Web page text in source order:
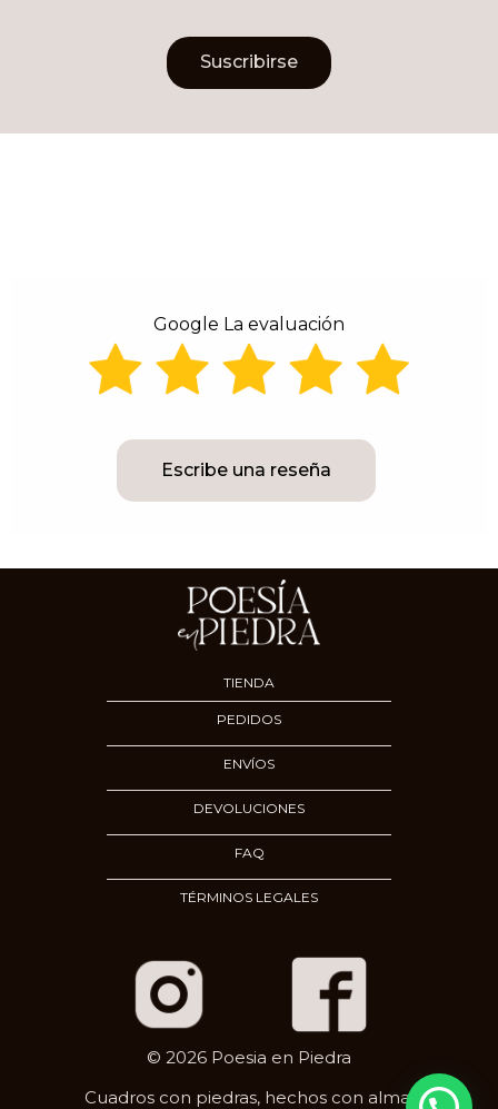
Suscribirse
Google La evaluación
Escribe una reseña
TIENDA
PEDIDOS
ENVÍOS
DEVOLUCIONES
FAQ
TÉRMINOS LEGALES
© 2026 Poesia en Piedra
Cuadros con piedras, hechos con alma.